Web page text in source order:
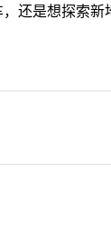
还是想探索